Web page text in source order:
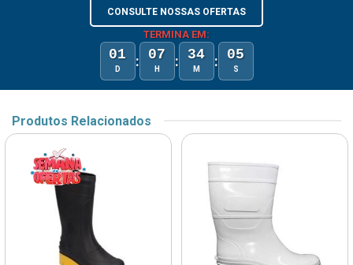
CONSULTE NOSSAS OFERTAS
TERMINA EM:
01
D : 07
H : 34
M : 05
S
Produtos Relacionados